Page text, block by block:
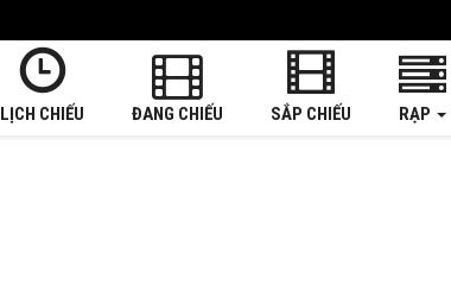
LỊCH CHIẾU ĐANG CHIẾU SẮP CHIẾU RẠP